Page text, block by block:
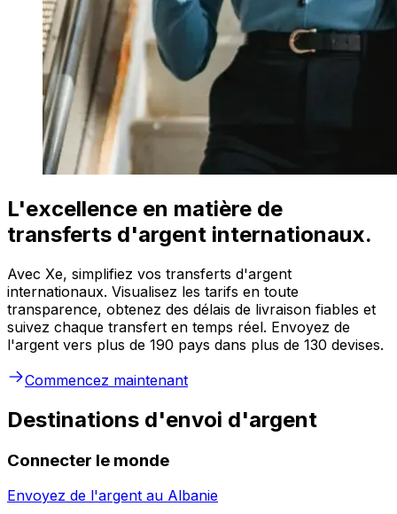
L'excellence en matière de
transferts d'argent internationaux.
Avec Xe, simplifiez vos transferts d'argent
internationaux. Visualisez les tarifs en toute
transparence, obtenez des délais de livraison fiables et
suivez chaque transfert en temps réel. Envoyez de
l'argent vers plus de 190 pays dans plus de 130 devises.
Commencez maintenant
Destinations d'envoi d'argent
Connecter le monde
Envoyez de l'argent au Albanie